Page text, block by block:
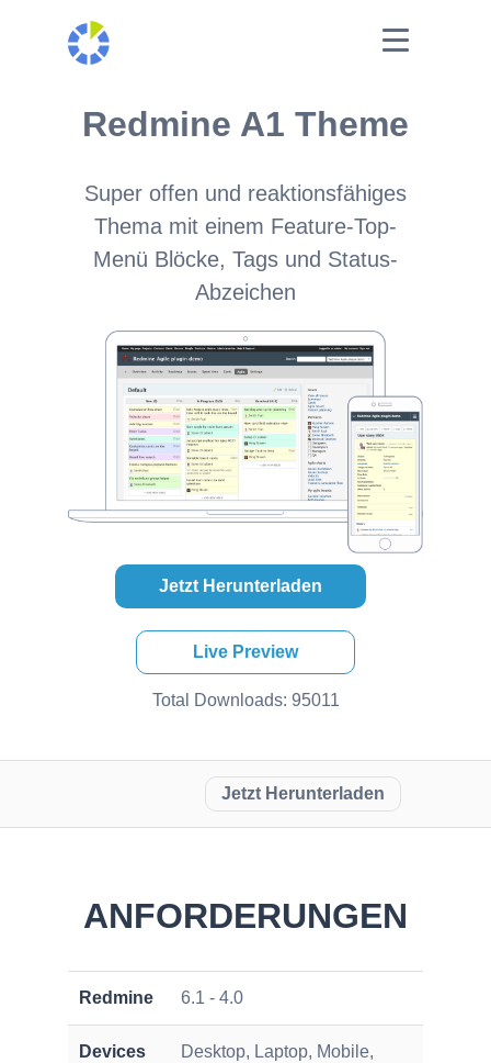
Redmine A1 Theme
Super offen und reaktionsfähiges
Thema mit einem Feature-Top-
Menü Blöcke, Tags und Status-
Abzeichen
Jetzt Herunterladen
Live Preview
Total Downloads: 95011
Jetzt Herunterladen
ANFORDERUNGEN
Redmine 6.1 - 4.0
Devices
Desktop, Laptop, Mobile,